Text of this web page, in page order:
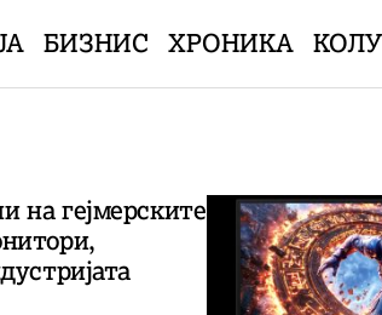
БИЗНИС ХРОНИКА
на гејмерските